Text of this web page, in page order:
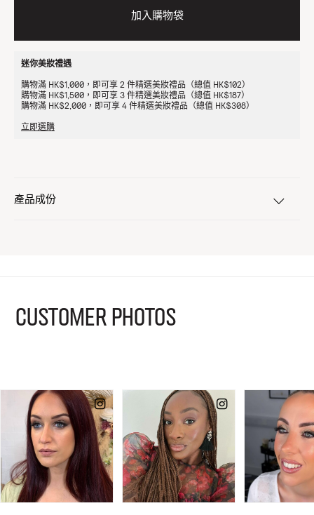
加入購物袋
迷你美妝禮遇
購物滿 HK$1,000，即可享 2 件精選美妝禮品（總值 HK$102）
購物滿 HK$1,500，即可享 3 件精選美妝禮品（總值 HK$187）
購物滿 HK$2,000，即可享 4 件精選美妝禮品（總值 HK$308）
立即選購
產品成份
CUSTOMER PHOTOS